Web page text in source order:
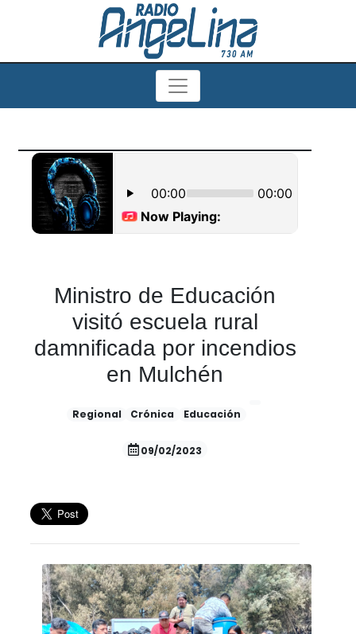
Ministro de Educación
visitó escuela rural
damnificada por incendios
en Mulchén
Regional Crónica Educación
09/02/2023